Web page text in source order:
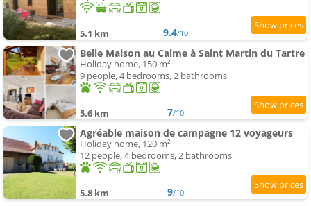
5.1 km 9.4/10
Belle Maison au Calme à Saint Martin du Tartre
Holiday home, 150 m²
9 people, 4 bedrooms, 2 bathrooms
5.6 km 7/10
Agréable maison de campagne 12 voyageurs
Holiday home, 120 m²
12 people, 4 bedrooms, 2 bathrooms
5.8 km 9/10